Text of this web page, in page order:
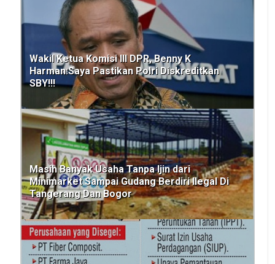
Wakil Ketua Komisi III DPR, Benny K
Harman:Saya Pastikan Polri Diskreditkan
SBY!!!
Masih Banyak Usaha Tanpa Ijin dari
Minimarket Sampai Gudang Berdiri Ilegal Di
Tangerang Dan Bogor